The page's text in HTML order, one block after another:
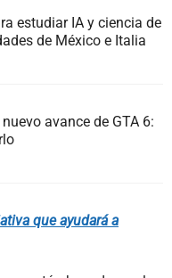
estudiar IA y ciencia de
de México e Italia
avance de GTA 6:
que ayudará a